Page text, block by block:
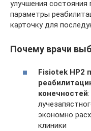
улучшения
параметры
карточку для
Почему врачи
Fisiotek HP2
конечностей
экономно
клиники